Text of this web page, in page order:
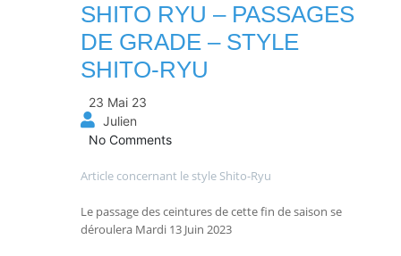
SHITO RYU – PASSAGES
DE GRADE – STYLE
SHITO-RYU
23 Mai 23
Julien
No Comments
Article concernant le style Shito-Ryu
Le passage des ceintures de cette fin de saison se
déroulera Mardi 13 Juin 2023